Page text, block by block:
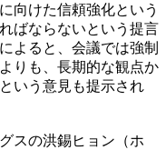
向けた信頼強化という
ばならないという提言
よると、会議では強制
りも、長期的な観点か
いう意見も提示され
スの洪錫ヒョン（ホ